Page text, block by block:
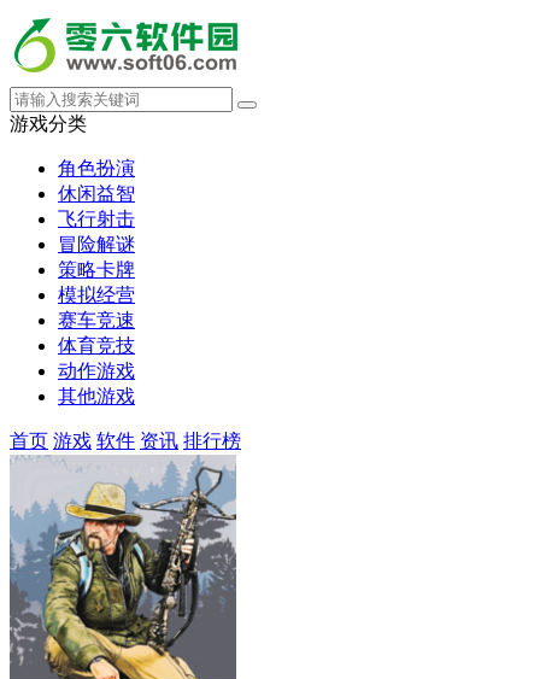
游戏分类
角色扮演
休闲益智
飞行射击
冒险解谜
策略卡牌
模拟经营
赛车竞速
体育竞技
动作游戏
其他游戏
首页 游戏 软件 资讯 排行榜